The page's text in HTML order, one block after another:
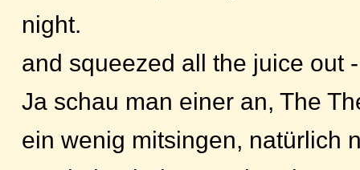
night.
and squeezed all the juice out
Ja schau man einer an, The
ein wenig mitsingen, natürlich